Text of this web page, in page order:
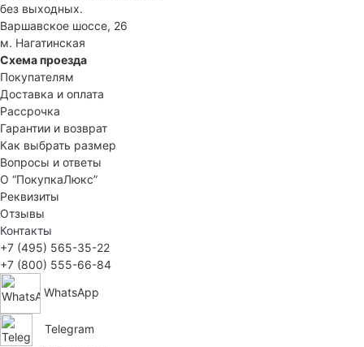
без выходных.
Варшавское шоссе, 26
м. Нагатинская
Схема проезда
Покупателям
Доставка и оплата
Рассрочка
Гарантии и возврат
Как выбрать размер
Вопросы и ответы
О “ПокупкаЛюкс”
Реквизиты
Отзывы
Контакты
+7 (495) 565-35-22
+7 (800) 555-66-84
WhatsApp
Telegram